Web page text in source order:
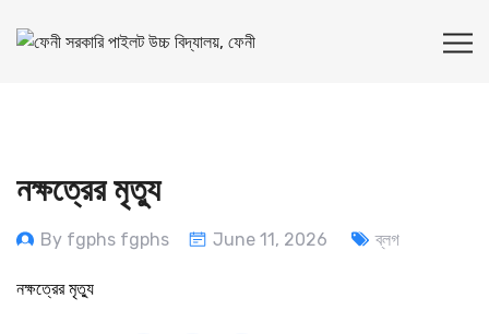
নক্ষত্রের মৃত্যু
By fgphs fgphs June 11, 2026 ব্লগ
নক্ষত্রের মৃত্যু